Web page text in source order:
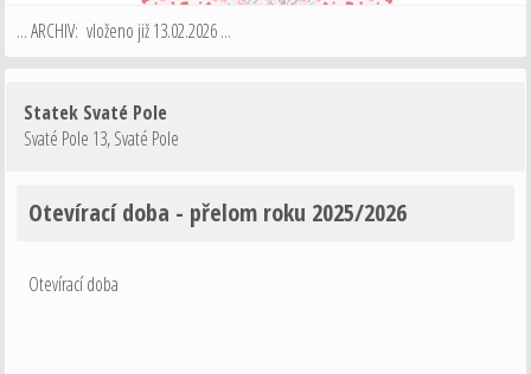
... ARCHIV: vloženo již 13.02.2026 ...
Statek Svaté Pole
Svaté Pole 13,Svaté Pole
Otevírací doba - přelom roku 2025/2026
Otevírací doba